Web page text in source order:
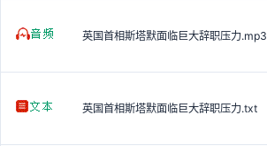
英国首相斯塔默面临巨大辞职压力.mp3
英国首相斯塔默面临巨大辞职压力.txt